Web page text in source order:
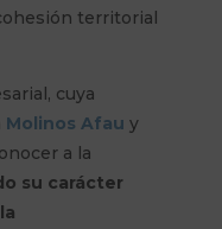
territorial
cuya
Molinos Afau y
a la
su carácter